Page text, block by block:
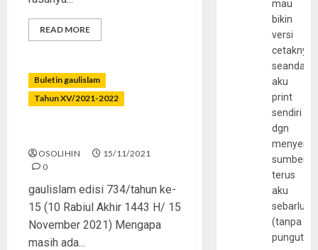
READ MORE
Buletin gaulislam
Tahun XV/2021-2022
OSOLIHIN
15/11/2021
0
gaulislam edisi 734/tahun ke-
15 (10 Rabiul Akhir 1443 H/ 15
November 2021) Mengapa
masih ada...
mau
bikin
versi
cetaknya
aku
print
sendiri
dgn
sumber
terus
aku
(tanpa